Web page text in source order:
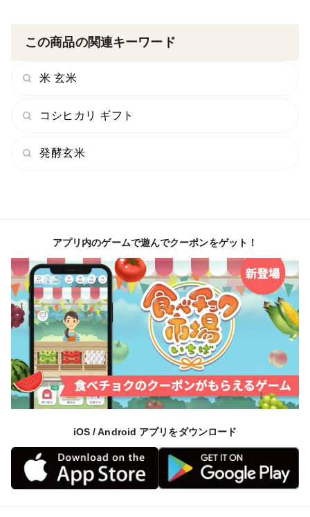
この商品の関連キーワード
米 玄米
コシヒカリ ギフト
発酵玄米
アプリ内のゲームで遊んでクーポンをゲット！
iOS / Android アプリをダウンロード